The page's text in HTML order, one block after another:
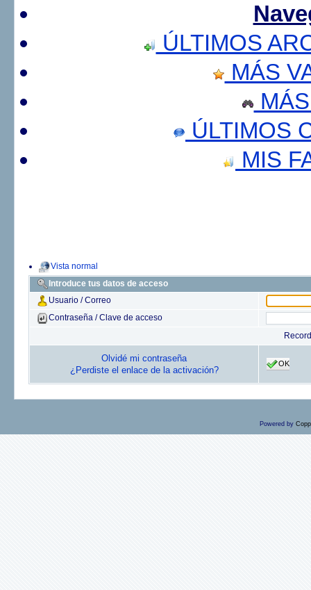
ÚLTIMOS
MÁS
ÚLTIMOS
MIS
Vista normal
Introduce tus datos de acceso
Usuario / Correo
Contraseña / Clave de acceso
Olvidé mi contraseña
¿Perdiste el enlace de la activación?
OK
Powered by